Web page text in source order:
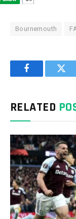
Bournemouth
Facebook
RELATED